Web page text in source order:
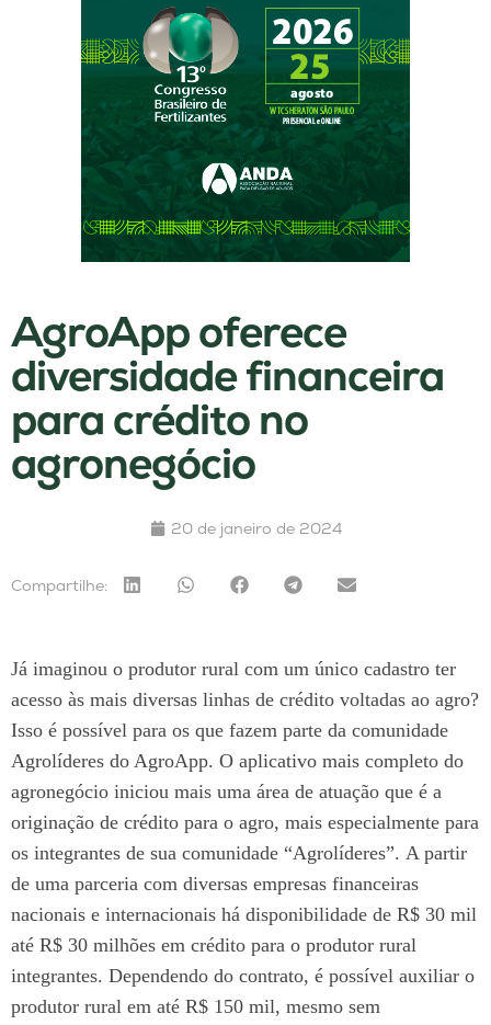
AgroApp oferece
diversidade financeira
para crédito no
agronegócio
20 de janeiro de 2024
Compartilhe:
Já imaginou o produtor rural com um único cadastro ter
acesso às mais diversas linhas de crédito voltadas ao agro?
Isso é possível para os que fazem parte da comunidade
Agrolíderes do AgroApp. O aplicativo mais completo do
agronegócio iniciou mais uma área de atuação que é a
originação de crédito para o agro, mais especialmente para
os integrantes de sua comunidade “Agrolíderes”. A partir
de uma parceria com diversas empresas financeiras
nacionais e internacionais há disponibilidade de R$ 30 mil
até R$ 30 milhões em crédito para o produtor rural
integrantes. Dependendo do contrato, é possível auxiliar o
produtor rural em até R$ 150 mil, mesmo sem